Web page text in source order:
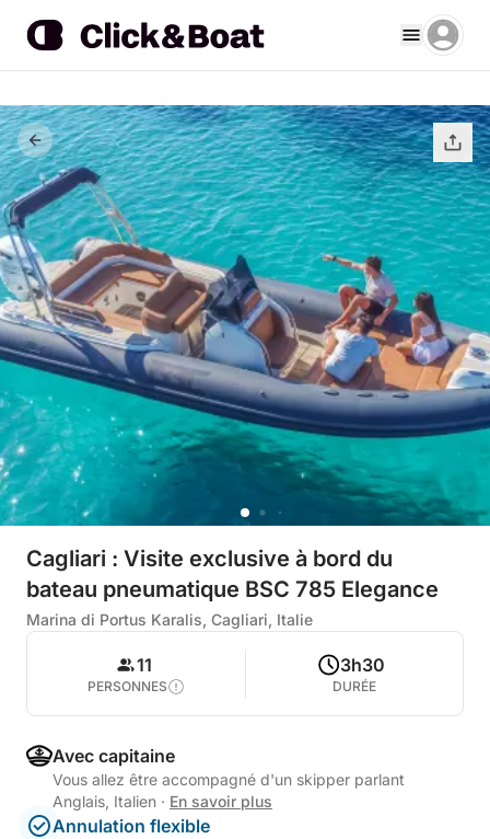
Cagliari : Visite exclusive à bord du
bateau pneumatique BSC 785 Elegance
Marina di Portus Karalis, Cagliari, Italie
11
PERSONNES
3h30
DURÉE
Avec capitaine
Vous allez être accompagné d'un skipper parlant
Anglais, Italien · En savoir plus
Annulation flexible